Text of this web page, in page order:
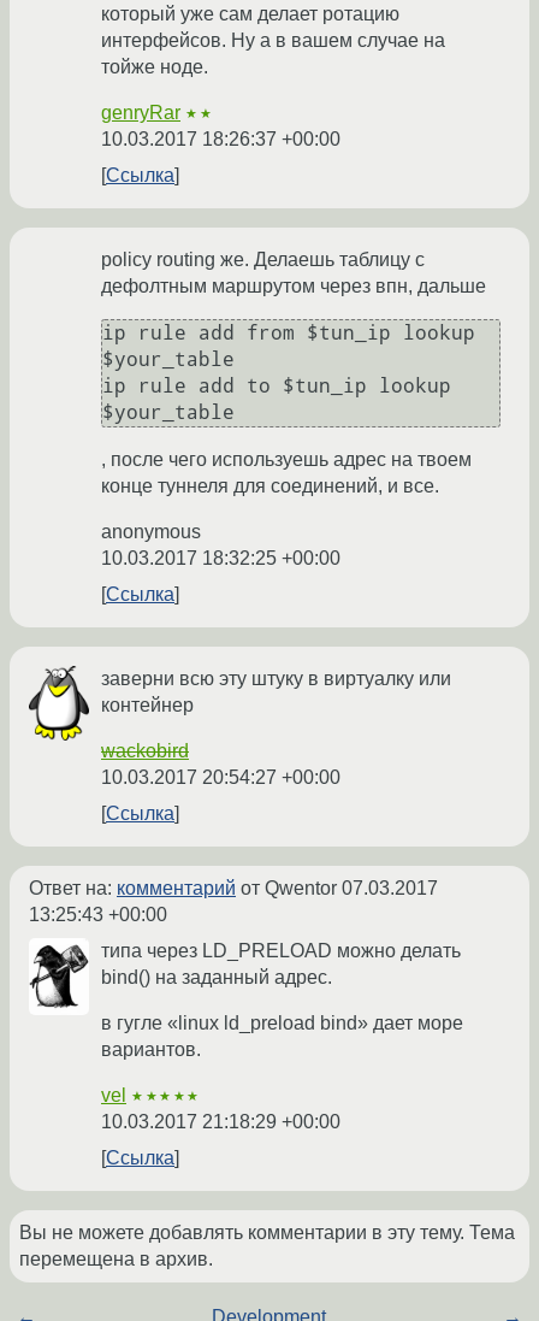
который уже сам делает ротацию
интерфейсов. Ну а в вашем случае на
тойже ноде.
genryRar ★★
10.03.2017 18:26:37 +00:00
Ссылка
policy routing же. Делаешь таблицу с
дефолтным маршрутом через впн, дальше
ip rule add from $tun_ip lookup
$your_table
ip rule add to $tun_ip lookup
, после чего используешь адрес на твоем
конце туннеля для соединений, и все.
anonymous
10.03.2017 18:32:25 +00:00
Ссылка
заверни всю эту штуку в виртуалку или
контейнер
wackobird
10.03.2017 20:54:27 +00:00
Ссылка
Ответ на: комментарий от Qwentor 07.03.2017
13:25:43 +00:00
типа через LD_PRELOAD можно делать
bind() на заданный адрес.
в гугле «linux ld_preload bind» дает море
вариантов.
vel ★★★★★
10.03.2017 21:18:29 +00:00
Ссылка
Вы не можете добавлять комментарии в эту тему. Тема
перемещена в архив.